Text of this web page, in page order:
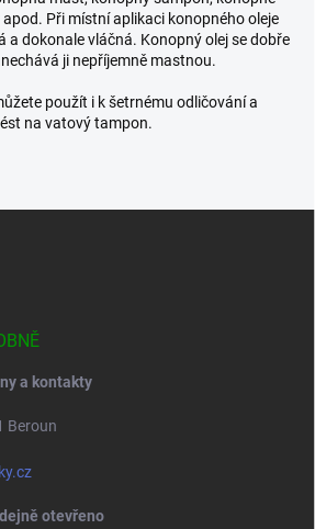
Při místní aplikaci konopného oleje
a dokonale vláčná. Konopný olej se dobře
ji nepříjemně mastnou.
použít i k šetrnému odličování a
na vatový tampon.
a kontakty
Beroun
otevřeno